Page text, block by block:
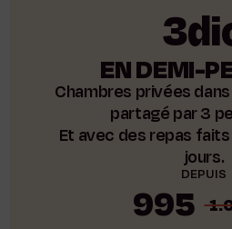
EN DEMI-
Chambres privées
partagé par 3
Et avec des repas
jours.
DEPUIS
995